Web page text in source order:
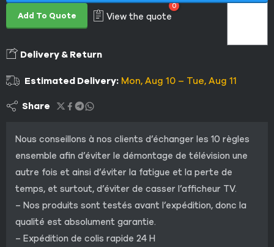
Add To Quote View the quote
0
Delivery & Return
Estimated Delivery: Mon, Aug 10 – Tue, Aug 11
Share
Nous conseillons à nos clients d’échanger les 10 règles
ensemble afin d’éviter le démontage de télévision une
autre fois et ainsi d’éviter la fatigue et la perte de
temps, et surtout, d’éviter de casser l’afficheur TV.
– Nos produits sont testés avant l’expédition, donc la
qualité est absolument garantie.
– Expédition de colis rapide 24 H